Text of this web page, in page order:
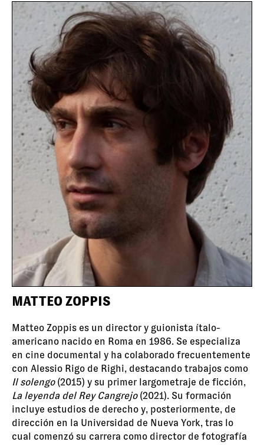
MATTEO ZOPPIS
Matteo Zoppis es un director y guionista ítalo-
americano nacido en Roma en 1986. Se especializa
en cine documental y ha colaborado frecuentemente
con Alessio Rigo de Righi, destacando trabajos como
Il solengo(2015) y su primer largometraje de ficción,
La leyenda del Rey Cangrejo(2021). Su formación
incluye estudios de derecho y, posteriormente, de
dirección en la Universidad de Nueva York, tras lo
cual comenzó su carrera como director de fotografía